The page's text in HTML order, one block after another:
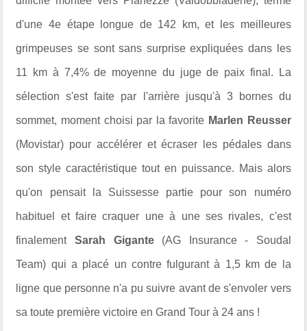
d'une 4e étape longue de 142 km, et les meilleures
grimpeuses se sont sans surprise expliquées dans les
11 km à 7,4% de moyenne du juge de paix final. La
sélection s'est faite par l'arrière jusqu'à 3 bornes du
sommet, moment choisi par la favorite Marlen Reusser
(Movistar) pour accélérer et écraser les pédales dans
son style caractéristique tout en puissance. Mais alors
qu'on pensait la Suissesse partie pour son numéro
habituel et faire craquer une à une ses rivales, c'est
finalement Sarah Gigante(AG Insurance - Soudal
Team) qui a placé un contre fulgurant à 1,5 km de la
ligne que personne n'a pu suivre avant de s'envoler vers
sa toute première victoire en Grand Tour à 24 ans !